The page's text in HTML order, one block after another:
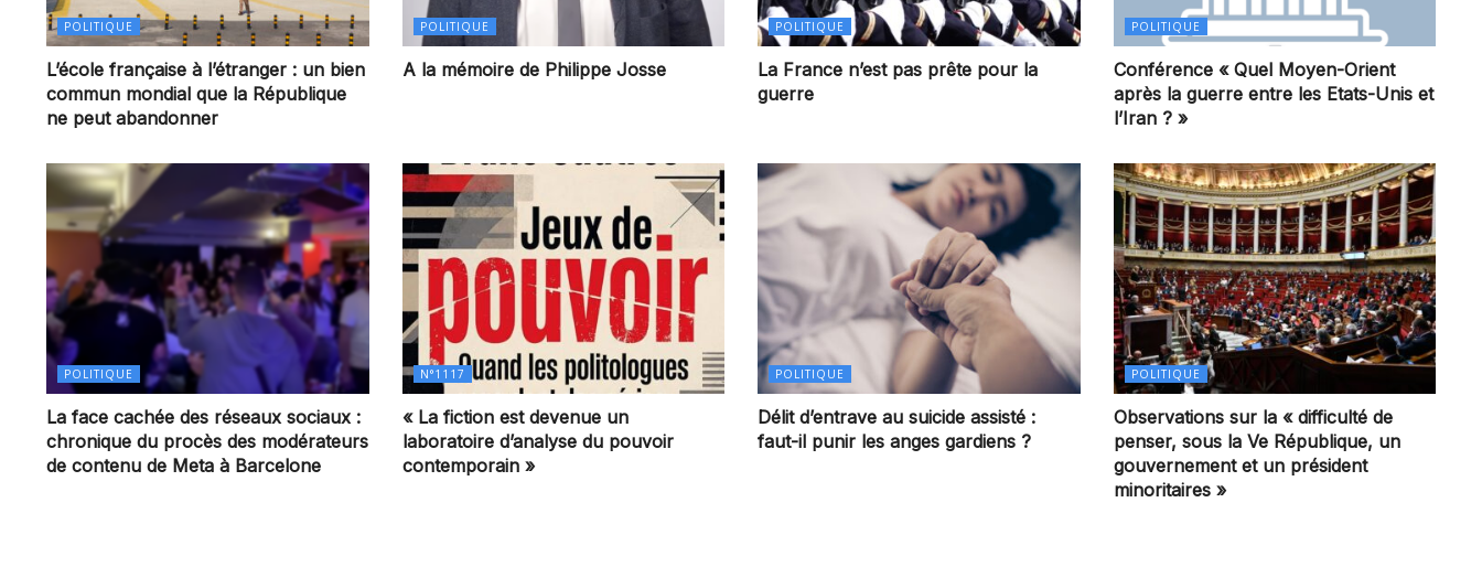
POLITIQUE
L’école française à l’étranger : un bien
commun mondial que la République
ne peut abandonner
POLITIQUE
A la mémoire de Philippe Josse
POLITIQUE
La France n’est pas prête pour la
guerre
POLITIQUE
Conférence « Quel Moyen-Orient
après la guerre entre les Etats-Unis et
l’Iran ? »
POLITIQUE
La face cachée des réseaux sociaux :
chronique du procès des modérateurs
de contenu de Meta à Barcelone
N°1117
« La fiction est devenue un
laboratoire d’analyse du pouvoir
contemporain »
POLITIQUE
Délit d’entrave au suicide assisté :
faut-il punir les anges gardiens ?
POLITIQUE
Observations sur la « difficulté de
penser, sous la Ve République, un
gouvernement et un président
minoritaires »